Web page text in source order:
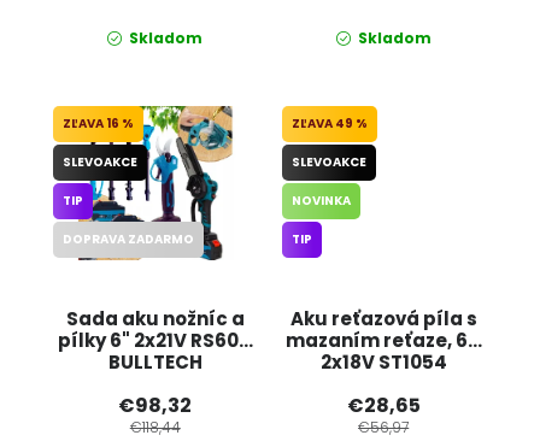
Skladom Skladom
Sada aku nožníc a
pílky 6" 2x21V RS6011
BULLTECH
16 %
SLEVOAKCE
TIP
DOPRAVA ZADARMO
€98,32
€118,44
Aku reťazová píla s
mazaním reťaze, 6",
2x18V ST1054
49 %
SLEVOAKCE
NOVINKA
TIP
€28,65
€56,97